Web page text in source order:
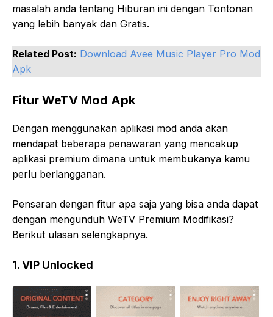
masalah anda tentang Hiburan ini dengan Tontonan
yang lebih banyak dan Gratis.
Related Post: Download Avee Music Player Pro Mod
Apk
Fitur WeTV Mod Apk
Dengan menggunakan aplikasi mod anda akan
mendapat beberapa penawaran yang mencakup
aplikasi premium dimana untuk membukanya kamu
perlu berlangganan.
Pensaran dengan fitur apa saja yang bisa anda dapat
dengan mengunduh WeTV Premium Modifikasi?
Berikut ulasan selengkapnya.
1. VIP Unlocked